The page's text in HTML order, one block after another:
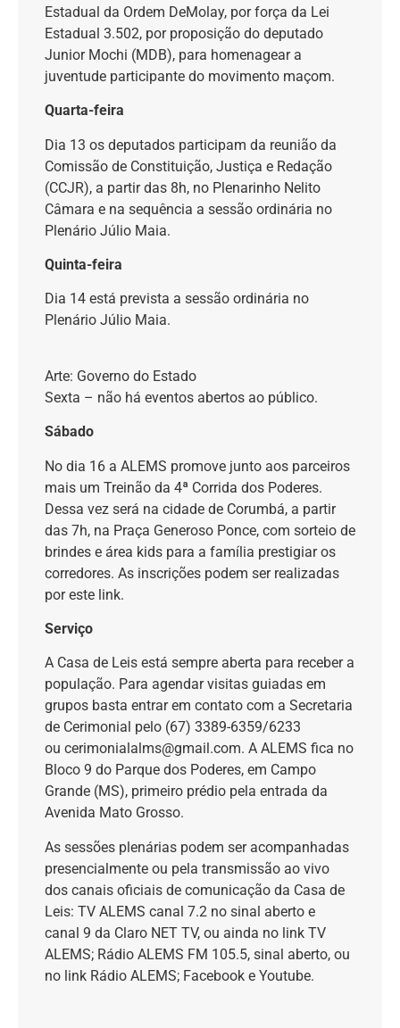
Estadual da Ordem DeMolay, por força da Lei
Estadual 3.502, por proposição do deputado
Junior Mochi (MDB), para homenagear a
juventude participante do movimento maçom.
Quarta-feira
Dia 13 os deputados participam da reunião da
Comissão de Constituição, Justiça e Redação
(CCJR), a partir das 8h, no Plenarinho Nelito
Câmara e na sequência a sessão ordinária no
Plenário Júlio Maia.
Quinta-feira
Dia 14 está prevista a sessão ordinária no
Plenário Júlio Maia.
Arte: Governo do Estado
Sexta – não há eventos abertos ao público.
Sábado
No dia 16 a ALEMS promove junto aos parceiros
mais um Treinão da 4ª Corrida dos Poderes.
Dessa vez será na cidade de Corumbá, a partir
das 7h, na Praça Generoso Ponce, com sorteio de
brindes e área kids para a família prestigiar os
corredores. As inscrições podem ser realizadas
por este link.
Serviço
A Casa de Leis está sempre aberta para receber a
população. Para agendar visitas guiadas em
grupos basta entrar em contato com a Secretaria
de Cerimonial pelo (67) 3389-6359/6233
ou cerimonialalms@gmail.com. A ALEMS fica no
Bloco 9 do Parque dos Poderes, em Campo
Grande (MS), primeiro prédio pela entrada da
Avenida Mato Grosso.
As sessões plenárias podem ser acompanhadas
presencialmente ou pela transmissão ao vivo
dos canais oficiais de comunicação da Casa de
Leis: TV ALEMS canal 7.2 no sinal aberto e
canal 9 da Claro NET TV, ou ainda no link TV
ALEMS; Rádio ALEMS FM 105.5, sinal aberto, ou
no link Rádio ALEMS; Facebook e Youtube.